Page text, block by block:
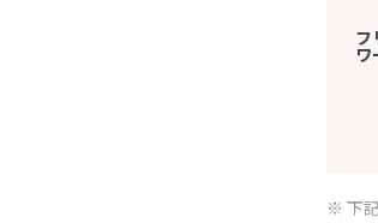
フ
ワ
※ 下